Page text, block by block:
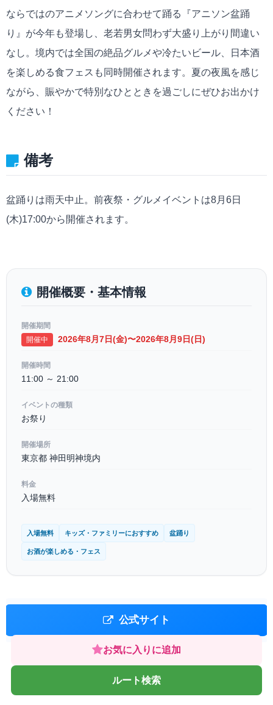
ならではのアニメソングに合わせて踊る『アニソン盆踊
り』が今年も登場し、老若男女問わず大盛り上がり間違い
なし。境内では全国の絶品グルメや冷たいビール、日本酒
を楽しめる食フェスも同時開催されます。夏の夜風を感じ
ながら、賑やかで特別なひとときを過ごしにぜひお出かけ
ください！
備考
盆踊りは雨天中止。前夜祭・グルメイベントは8月6日
(木)17:00から開催されます。
開催概要・基本情報
開催期間
開催中
2026年8月7日(金)〜2026年8月9日(日)
開催時間
11:00 ～ 21:00
イベントの種類
お祭り
開催場所
東京都 神田明神境内
料金
入場無料
入場無料 キッズ・ファミリーにおすすめ 盆踊り
お酒が楽しめる・フェス
公式サイト
お気に入りに追加
ルート検索